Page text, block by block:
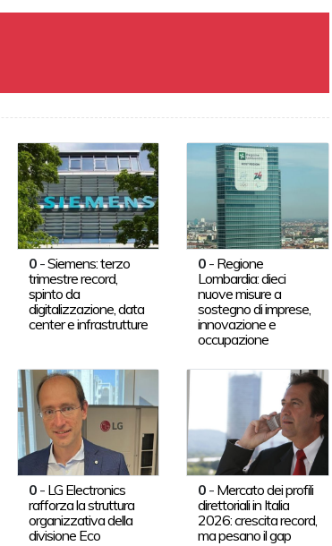
0-Siemens: terzo
trimestre record,
spinto da
digitalizzazione, data
center e infrastrutture
0 - Regione
Lombardia: dieci
nuove misure a
sostegno di imprese,
innovazione e
occupazione
0- LG Electronics
rafforza la struttura
organizzativa della
divisione Eco
0 - Mercato dei profili
direttoriali in Italia
2026: crescita record,
ma pesano il gap